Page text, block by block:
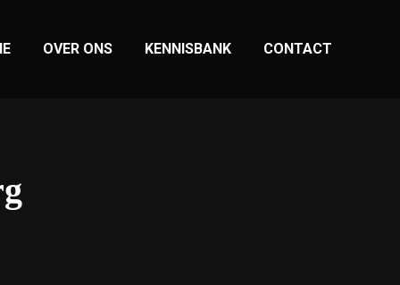
OVER ONS KENNISBANK CONTACT